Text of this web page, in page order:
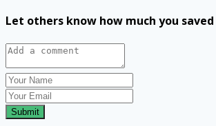
Let others know how much you saved
Submit